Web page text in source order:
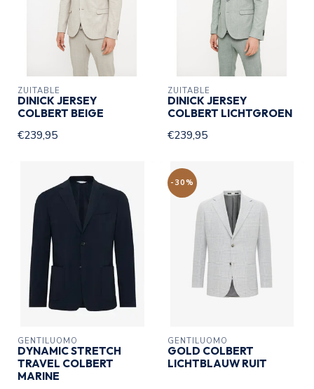
ZUITABLE
DINICK JERSEY
COLBERT BEIGE
€239,95
ZUITABLE
DINICK JERSEY
COLBERT LICHTGROEN
€239,95
GENTILUOMO
DYNAMIC STRETCH
TRAVEL COLBERT
MARINE
-30%
GENTILUOMO
GOLD COLBERT
LICHTBLAUW RUIT